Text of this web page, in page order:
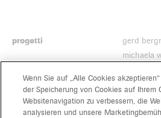
progetti
team
kontakt
gerd
michaela
39042
Wenn Sie auf „Alle Cookies
der Speicherung von Cookies auf Ihrem
Websitenavigation zu verbessern, die
analysieren und unsere